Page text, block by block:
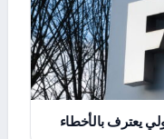
يعترف بالأخطاء